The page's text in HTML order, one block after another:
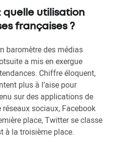
quelle utilisation
françaises ?
baromètre des médias
a mis en exergue
Chiffre éloquent,
plus à l’aise pour
sur des applications de
sociaux, Facebook
place, Twitter se classe
à la troisième place.